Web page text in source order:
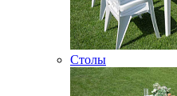
Столы